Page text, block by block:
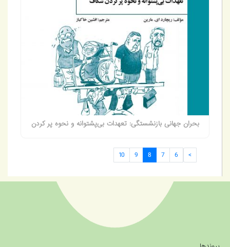
بحران جهانی بازنشستگی: تعهدات بی‌پشتوانه و نحوه پر کردن
>
6
7
8
9
10